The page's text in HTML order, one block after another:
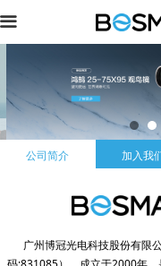
끀
公司简介 加入我
广州博冠光电科技股份有限